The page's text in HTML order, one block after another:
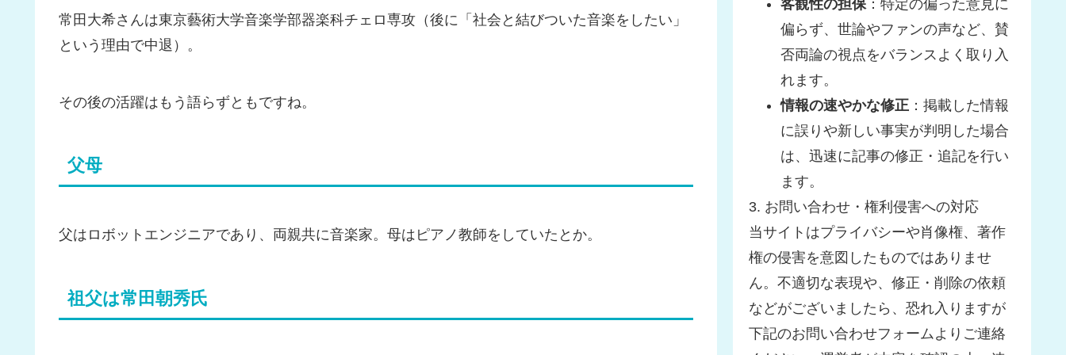
常田大希さんは東京藝術大学音楽学部器楽科チェロ専攻（後に「社会と結びついた音楽をしたい」
という理由で中退）。
その後の活躍はもう語らずともですね。
父母
父はロボットエンジニアであり、両親共に音楽家。母はピアノ教師をしていたとか。
祖父は常田朝秀氏
客観性の担保 ：特定の偏った意見に
偏らず、世論やファンの声など、賛
否両論の視点をバランスよく取り入
れます。
情報の速やかな修正 ：掲載した情報
に誤りや新しい事実が判明した場合
は、迅速に記事の修正・追記を行い
ます。
3. お問い合わせ・権利侵害への対応
当サイトはプライバシーや肖像権、著作
権の侵害を意図したものではありませ
ん。不適切な表現や、修正・削除の依頼
などがございましたら、恐れ入りますが
下記のお問い合わせフォームよりご連絡